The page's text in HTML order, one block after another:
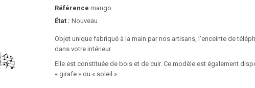
Référence mango
État : Nouveau
Objet unique fabriqué à la main par nos artisans, l’enceinte de
dans votre intérieur.
Elle est constituée de bois et de cuir. Ce modèle est également
« girafe » ou « soleil ».